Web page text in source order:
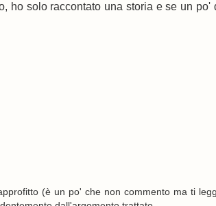
ho solo raccontato una storia e se un po'
(è un po' che non commento ma ti